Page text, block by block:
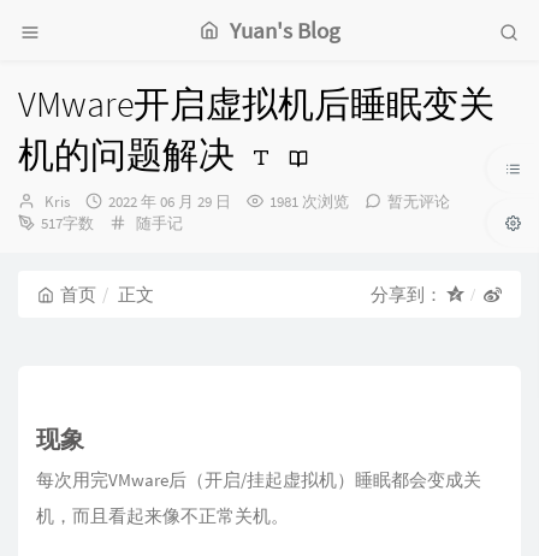
Yuan's Blog
VMware开启虚拟机后睡眠变关
机的问题解决
博
主：
Kris
发
布
2022 年 06 月 29 日 1981 次浏览
暂无评论
517字数
分
随手记
首页 正文 分享到：
现象
每次用完VMware后（开启/挂起虚拟机）睡眠都会变成关
机，而且看起来像不正常关机。